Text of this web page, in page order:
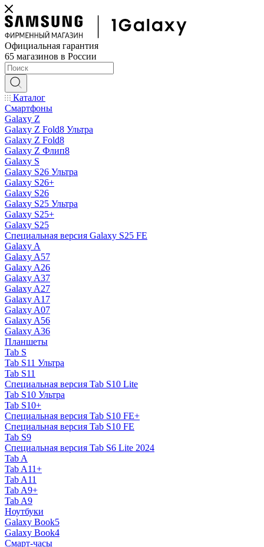
Официальная гарантия
65 магазинов в России
Каталог
Смартфоны
Galaxy Z
Galaxy Z Fold8 Ультра
Galaxy Z Fold8
Galaxy Z Флип8
Galaxy S
Galaxy S26 Ультра
Galaxy S26+
Galaxy S26
Galaxy S25 Ультра
Galaxy S25+
Galaxy S25
Специальная версия Galaxy S25 FE
Galaxy A
Galaxy A57
Galaxy A26
Galaxy A37
Galaxy A27
Galaxy A17
Galaxy A07
Galaxy A56
Galaxy A36
Планшеты
Tab S
Tab S11 Ультра
Tab S11
Специальная версия Tab S10 Lite
Tab S10 Ультра
Tab S10+
Специальная версия Tab S10 FE+
Специальная версия Tab S10 FE
Tab S9
Специальная версия Tab S6 Lite 2024
Tab A
Tab A11+
Tab A11
Tab A9+
Tab A9
Ноутбуки
Galaxy Book5
Galaxy Book4
Смарт-часы